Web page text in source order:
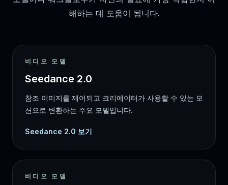
해하는 데 도움이 됩니다.
비디오 모델
Seedance 2.0
참조 이미지를 제어되고 크리에이터가 사용할 수 있는 모
션으로 변환하는 주요 모델입니다.
Seedance 2.0 보기
비디오 모델